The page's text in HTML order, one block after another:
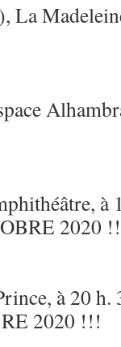
à
2020
à 20
2020 !!!